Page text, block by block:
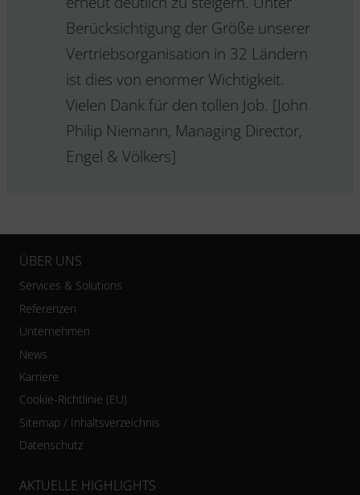
Berücksichtigung der Größe unserer
Vertriebsorganisation in 32 Ländern
ist dies von enormer Wichtigkeit.
Vielen Dank für den tollen Job. [John
Philip Niemann, Managing Director,
Engel & Völkers]
ÜBER UNS
Services & Solutions
Referenzen
Unternehmen
News
Karriere
Cookie-Richtlinie (EU)
Sitemap / Inhaltsverzeichnis
Datenschutz
AKTUELLE HIGHLIGHTS